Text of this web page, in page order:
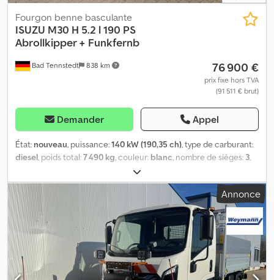
Bad Tennstedt 838 km
Fourgon benne basculante
ISUZU M30 H 5.2 l 190 PS
Abrollkipper + Funkfernb
76 900 €
prix fixe hors TVA
(91 511 € brut)
Demander Appel
État: nouveau, puissance:140 kW (190,35 ch), type de carburant:
diesel, poids total:7 490 kg, couleur: blanc, nombre de sièges: 3,
ABS, climatisation, filtre à particules, programme
électronique de stabilité (ESP), verrouillage centralisé, Le
centre de véhicules utilitaires ISUZU en Allemagne, spécialisé en
compétence, service et conseil, vous propose : ISUZU M30 H avec
système de benne amovible CTS 04-37 avec télécommande radio
2 ans de garantie sur le véhicule de base à partir de la date de la
première mise en circulation Codpsw N T Nisfx Abzjrf CHARGE
UTILE de 3.600 kg pour un poids total de 7.490 kg ou en option
4.600 kg pour 8.500 kg Équipement : - Moteur turbodiesel 5,2L à
Annonce